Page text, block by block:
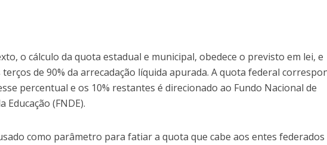
o cálculo da quota estadual e municipal, obedece o previsto em lei, e
de 90% da arrecadação líquida apurada. A quota federal
percentual e os 10% restantes é direcionado ao Fundo Nacional de
Educação (FNDE).
como parâmetro para fatiar a quota que cabe aos entes federados